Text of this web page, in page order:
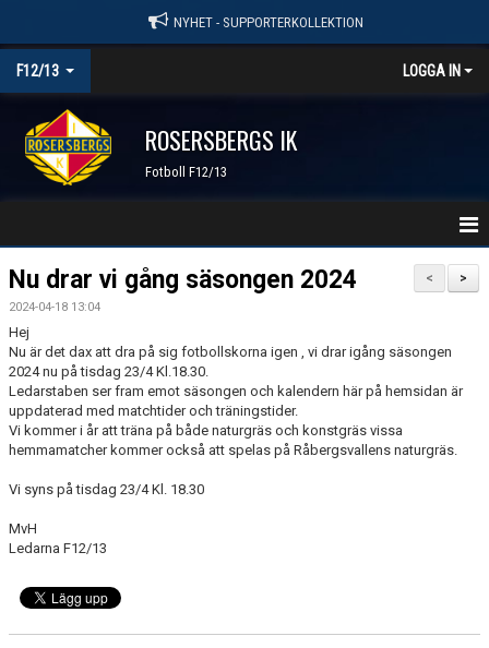
NYHET - SUPPORTERKOLLEKTION
F12/13 LOGGA IN
ROSERSBERGS IK
Fotboll F12/13
HEM
NYHETER
KALENDER
MATCHER
TRUPPEN
BILDGALLERI
DOKUMENT
KONTAKT
>
<
Nu drar vi gång säsongen 2024
2024-04-18 13:04
Hej
Nu är det dax att dra på sig fotbollskorna igen , vi drar igång säsongen
2024 nu på tisdag 23/4 Kl.18.30.
Ledarstaben ser fram emot säsongen och kalendern här på hemsidan är
uppdaterad med matchtider och träningstider.
Vi kommer i år att träna på både naturgräs och konstgräs vissa
hemmamatcher kommer också att spelas på Råbergsvallens naturgräs.
Vi syns på tisdag 23/4 Kl. 18.30
MvH
Ledarna F12/13